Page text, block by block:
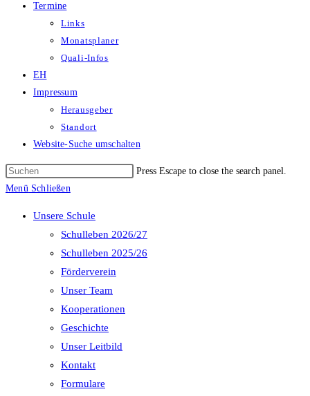
Termine
Links
Monatsplaner
Quali-Infos
EH
Impressum
Herausgeber
Standort
Website-Suche umschalten
Press Escape to close the search panel.
Menü Schließen
Unsere Schule
Schulleben 2026/27
Schulleben 2025/26
Förderverein
Unser Team
Kooperationen
Geschichte
Unser Leitbild
Kontakt
Formulare